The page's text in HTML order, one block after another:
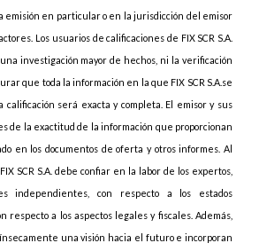
emisión en particular o en la jurisdicción del emisor
Los usuarios de calificaciones de FIX SCR S.A.
investigación mayor de hechos, ni la verificación
que toda la información en la que FIX SCR S.A.se
calificación será exacta y completa. El emisor y sus
de la exactitud de la información que proporcionan
en los documentos de oferta y otros informes. Al
SCR S.A. debe confiar en la labor de los expertos,
independientes, con respecto a los estados
respecto a los aspectos legales y fiscales. Además,
una visión hacia el futuro e incorporan